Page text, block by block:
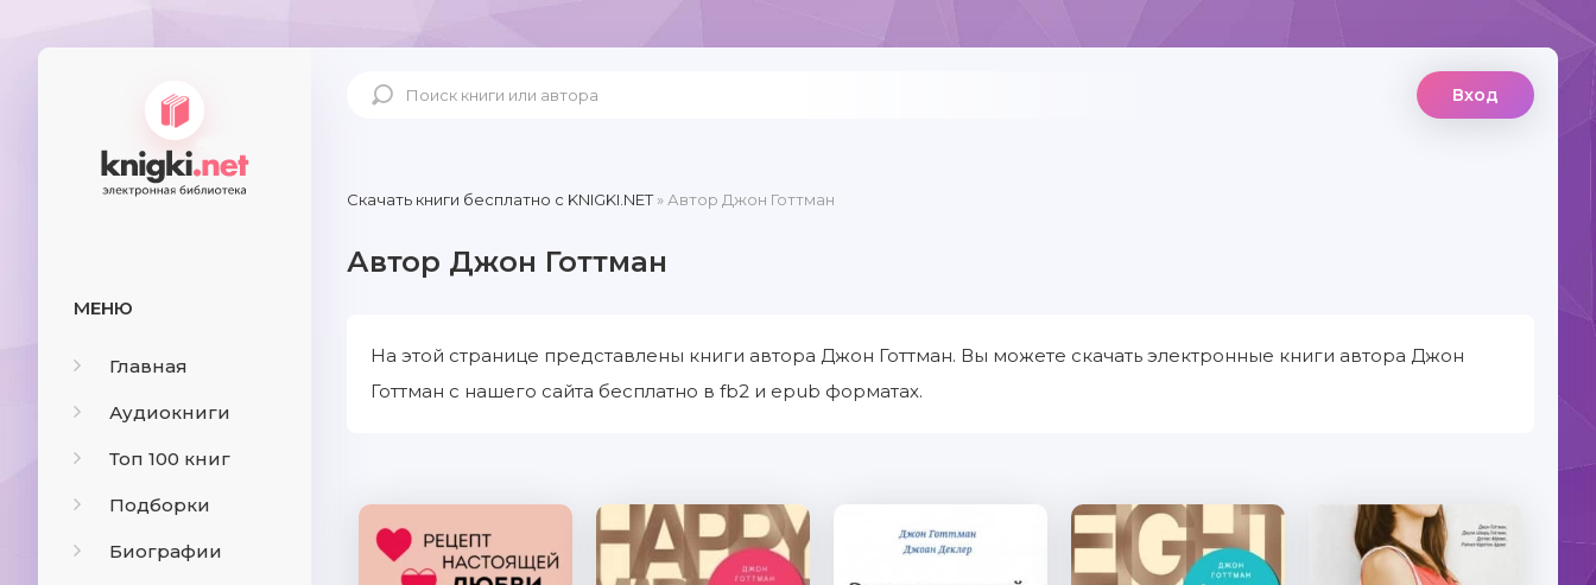
МЕНЮ
Главная
Аудиокниги
Топ 100 книг
Подборки
Биографии
Вход
Скачать книги бесплатно c KNIGKI.NET» Автор Джон Готтман
Автор Джон Готтман
На этой странице представлены книги автора Джон Готтман. Вы можете скачать электронные книги автора Джон
Готтман с нашего сайта бесплатно в fb2 и epub форматах.